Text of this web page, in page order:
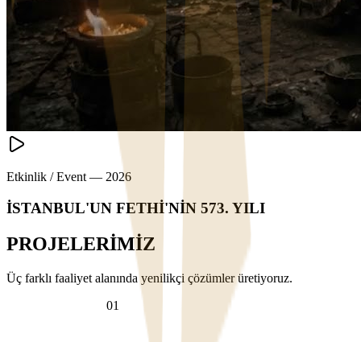
Etkinlik / Event — 2026
İSTANBUL'UN FETHİ'NİN 573. YILI
PROJELERİMİZ
Üç farklı faaliyet alanında yenilikçi çözümler üretiyoruz.
01